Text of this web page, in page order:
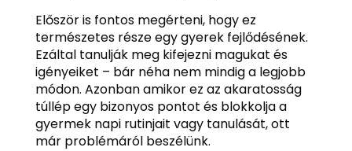
Először is fontos megérteni, hogy ez
természetes része egy gyerek fejlődésének.
Ezáltal tanulják meg kifejezni magukat és
igényeiket – bár néha nem mindig a legjobb
módon. Azonban amikor ez az akaratosság
túllép egy bizonyos pontot és blokkolja a
gyermek napi rutinjait vagy tanulását, ott
már problémáról beszélünk.